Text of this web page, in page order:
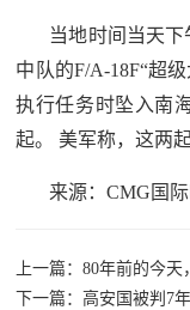
规
国
防
知
全
当地时间当天下
中队的F/A-18F“超
执行任务时坠入南
起。 美军称，这两
来源：CMG国
上一篇：80年前的今
下一篇：高安国被判7